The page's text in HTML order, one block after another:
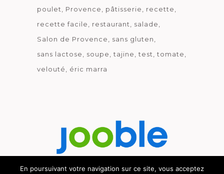
poulet
Provence pâtisserie
recette
recette facile
restaurant
salade
Salon de Provence
sans gluten
sans lactose
soupe tajine test
tomate
velouté
éric marra
En poursuivant votre navigation sur ce site, vous acceptez